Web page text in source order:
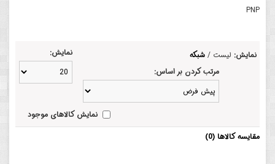
PNP
نمایش: لیست / شبکه
نمایش:
مرتب کردن بر اساس:
نمایش کالاهای موجود
مقایسه کالاها (0)